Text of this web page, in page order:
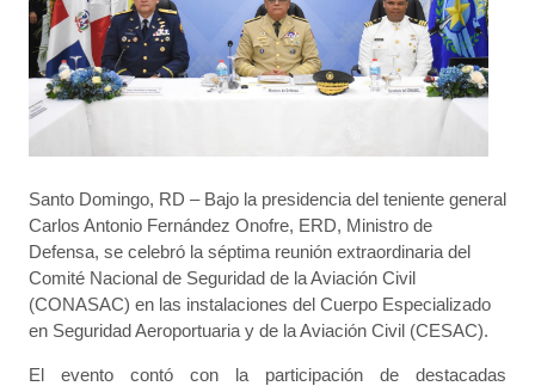
Santo Domingo, RD – Bajo la presidencia del teniente general
Carlos Antonio Fernández Onofre, ERD, Ministro de
Defensa, se celebró la séptima reunión extraordinaria del
Comité Nacional de Seguridad de la Aviación Civil
(CONASAC) en las instalaciones del Cuerpo Especializado
en Seguridad Aeroportuaria y de la Aviación Civil (CESAC).
El evento contó con la participación de destacadas